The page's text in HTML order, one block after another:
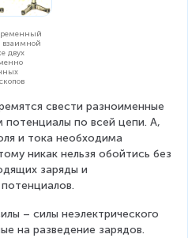
взаимной
двух
свести разноименные
по всей цепи. А,
и тока необходима
никак нельзя обойтись без
заряды и
– силы неэлектрического
на разведение зарядов.